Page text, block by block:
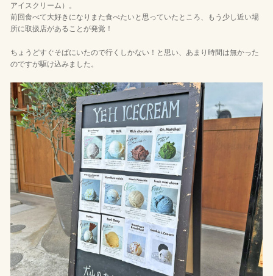
アイスクリーム）。
前回食べて大好きになりまた食べたいと思っていたところ、もう少し近い場
所に取扱店があることが発覚！
ちょうどすぐそばにいたので行くしかない！と思い、あまり時間は無かった
のですが駆け込みました。